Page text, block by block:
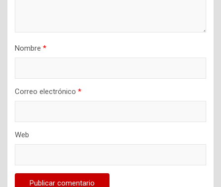
Nombre *
Correo electrónico *
Web